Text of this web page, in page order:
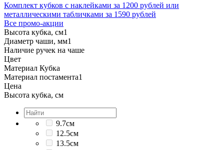
Комплект кубков с наклейками за 1200 рублей или
металлическими табличками за 1590 рублей
Все промо-акции
Высота кубка, см1
Диаметр чаши, мм1
Наличие ручек на чаше
Цвет
Материал Кубка
Материал постамента1
Цена
Высота кубка, см
9.7см
12.5см
13.5см